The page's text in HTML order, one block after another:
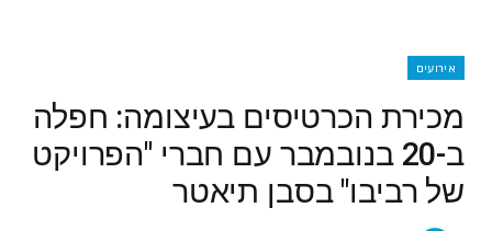
אירועים
מכירת הכרטיסים בעיצומה: חפלה
ב-20 בנובמבר עם חברי "הפרויקט
של רביבו" בסבן תיאטר